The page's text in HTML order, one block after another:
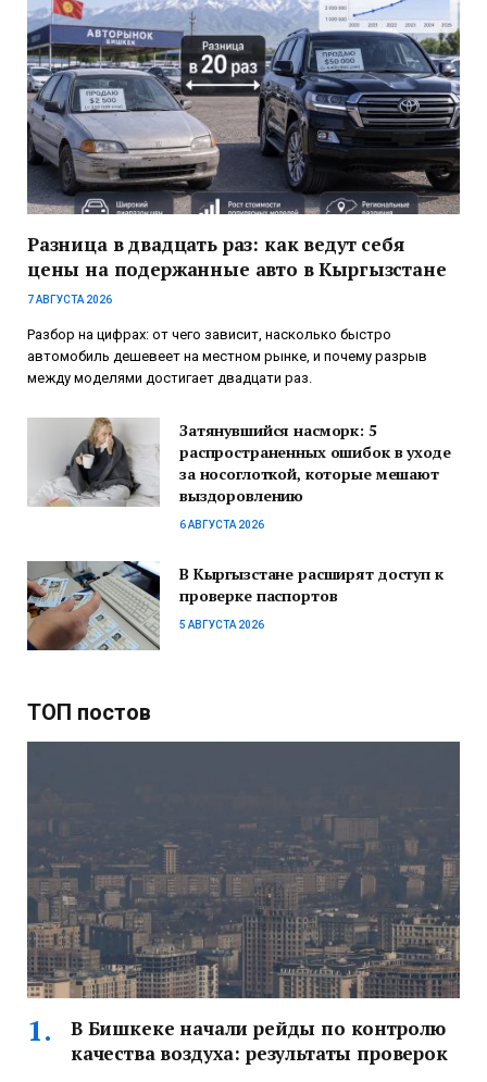
Разница в двадцать раз: как ведут себя
цены на подержанные авто в Кыргызстане
7 АВГУСТА 2026
Разбор на цифрах: от чего зависит, насколько быстро
автомобиль дешевеет на местном рынке, и почему разрыв
между моделями достигает двадцати раз.
Затянувшийся насморк: 5
распространенных ошибок в уходе
за носоглоткой, которые мешают
выздоровлению
6 АВГУСТА 2026
В Кыргызстане расширят доступ к
проверке паспортов
5 АВГУСТА 2026
ТОП постов
В Бишкеке начали рейды по контролю
качества воздуха: результаты проверок